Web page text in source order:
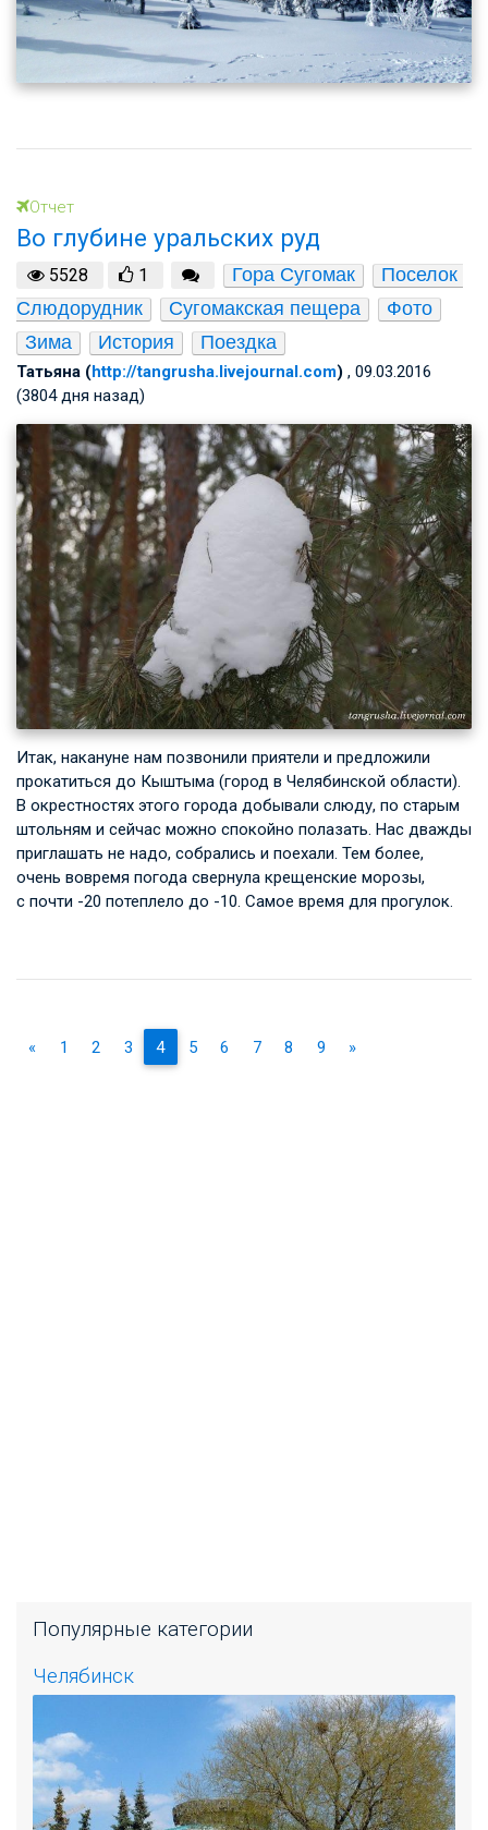
Отчет
Во глубине уральских руд
5528 1 Гора Сугомак
Поселок
Слюдорудник
Сугомакская пещера
Фото
Зима
История Поездка
Татьяна (http://tangrusha.livejournal.com) , 09.03.2016
(3804 дня назад)
Итак, накануне нам позвонили приятели и предложили
прокатиться до Кыштыма (город в Челябинской области).
В окрестностях этого города добывали слюду, по старым
штольням и сейчас можно спокойно полазать. Нас дважды
приглашать не надо, собрались и поехали. Тем более,
очень вовремя погода свернула крещенские морозы,
с почти -20 потеплело до -10. Самое время для прогулок.
« 1 2 3 4 5 6 7 8 9 »
Популярные категории
Челябинск